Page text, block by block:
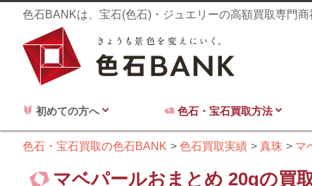
色石BANKは、宝石(色石)・ジュエリーの高額買取専門
初めての方へ 色石・宝石買取方法
色石・宝石買取の色石BANK 色石買取実績 真珠 マ
マベパールおまとめ 20gの買